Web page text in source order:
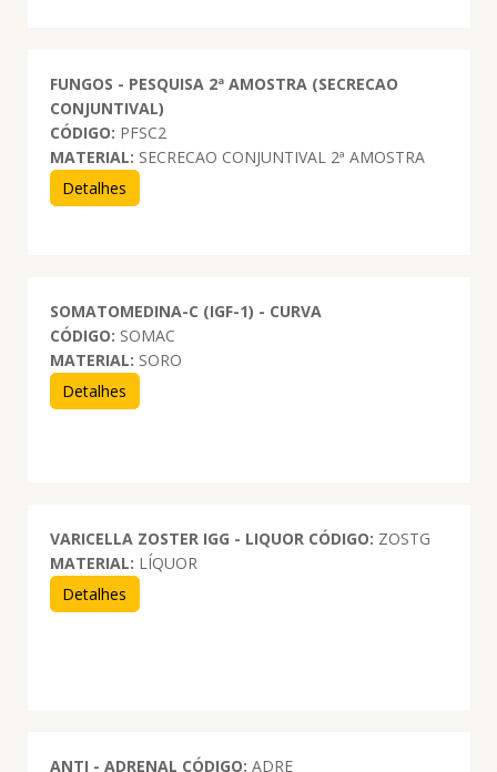
FUNGOS - PESQUISA 2ª AMOSTRA (SECRECAO
CONJUNTIVAL)
CÓDIGO: PFSC2
MATERIAL: SECRECAO CONJUNTIVAL 2ª AMOSTRA
Detalhes
SOMATOMEDINA-C (IGF-1) - CURVA
CÓDIGO: SOMAC
MATERIAL: SORO
Detalhes
VARICELLA ZOSTER IGG - LIQUOR CÓDIGO: ZOSTG
MATERIAL: LÍQUOR
Detalhes
ANTI - ADRENAL CÓDIGO: ADRE